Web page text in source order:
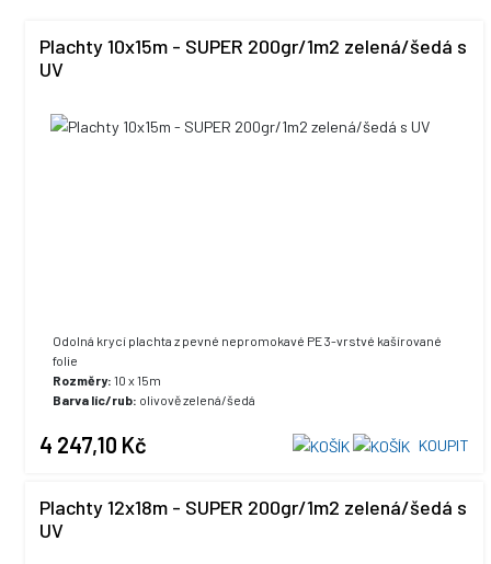
Plachty 10x15m - SUPER 200gr/1m2 zelená/šedá s
UV
Odolná krycí plachta z pevné nepromokavé PE 3-vrstvé kašírované
folie
Rozměry: 10 x 15m
Barva líc/rub: olivově zelená/šedá
4 247,10 Kč KOUPIT
Plachty 12x18m - SUPER 200gr/1m2 zelená/šedá s
UV